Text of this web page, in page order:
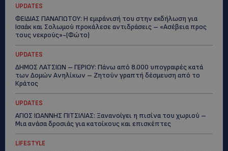
UPDATES
ΦΕΙΔΙΑΣ ΠΑΝΑΓΙΩΤΟΥ: Η εμφάνισή του στην εκδήλωση για
Ισαάκ και Σολωμού προκάλεσε αντιδράσεις – «Ασέβεια προς
τους νεκρούς»-(Φώτο)
UPDATES
ΔΗΜΟΣ ΛΑΤΣΙΩΝ – ΓΕΡΙΟΥ: Πάνω από 8.000 υπογραφές κατά
των Δομών Ανηλίκων – Ζητούν γραπτή δέσμευση από το
Κράτος
UPDATES
ΑΓΙΟΣ ΙΩΑΝΝΗΣ ΠΙΤΣΙΛΙΑΣ: Ξανανοίγει η πισίνα του χωριού –
Μια ανάσα δροσιάς για κατοίκους και επισκέπτες
LIFESTYLE